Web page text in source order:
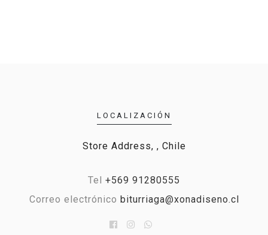
LOCALIZACIÓN
Store Address, , Chile
Tel +569 91280555
Correo electrónico biturriaga@xonadiseno.cl